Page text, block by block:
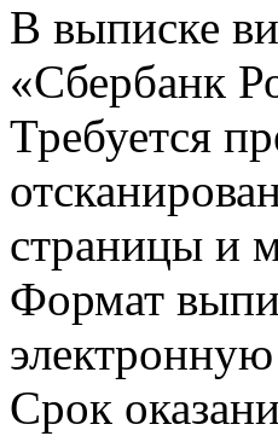
В выписке
«Сбербанк
Требуется
страницы и
Формат
Срок